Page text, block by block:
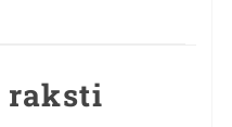
raksti